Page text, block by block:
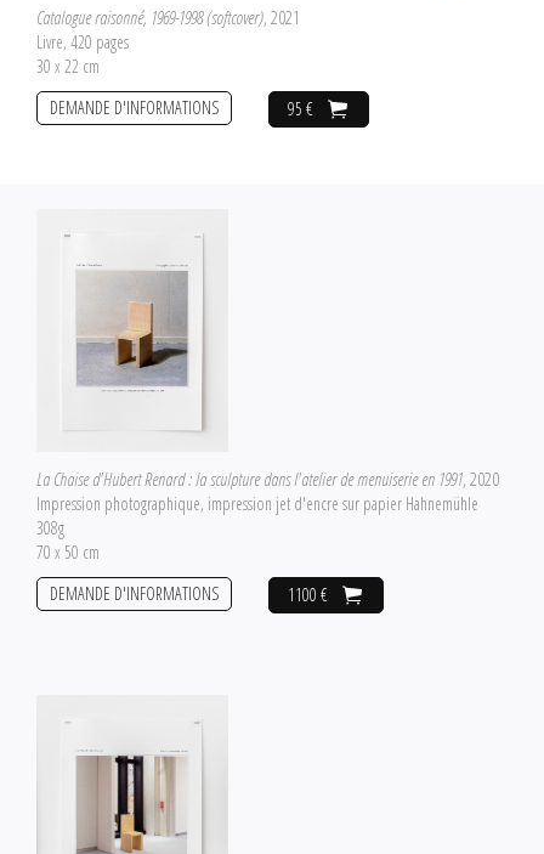
Catalogue raisonné, 1969-1998 (softcover), 2021
Livre, 420 pages
30 x 22 cm
95 €
DEMANDE D'INFORMATIONS
La Chaise d'Hubert Renard : la sculpture dans l'atelier de menuiserie en 1991, 2020
Impression photographique, impression jet d'encre sur papier Hahnemühle
308g
70 x 50 cm
1100 €
DEMANDE D'INFORMATIONS